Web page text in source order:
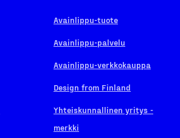
Avainlippu-tuote
Avainlippu-palvelu
Avainlippu-verkkokauppa
Design from Finland
Yhteiskunnallinen yritys -
merkki